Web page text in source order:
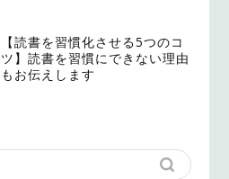
【読書を習慣化させる5つのコ
ツ】読書を習慣にできない理由
もお伝えします